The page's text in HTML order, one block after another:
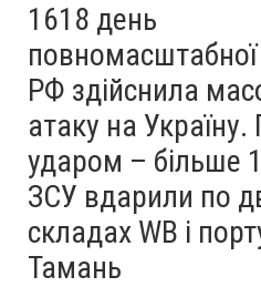
1618 день
повномасштабної
РФ здійснила
атаку на Україну.
ударом – більше
ЗСУ вдарили по
складах WB і
Тамань